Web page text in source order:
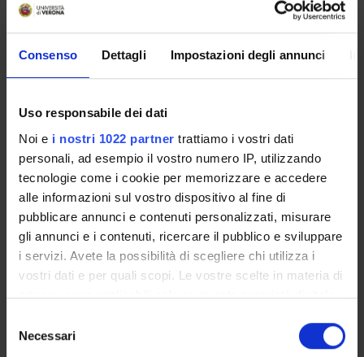
Consenso Dettagli Impostazioni degli annunci
Uso responsabile dei dati
Noi e i nostri 1022 partner trattiamo i vostri dati
personali, ad esempio il vostro numero IP, utilizzando
tecnologie come i cookie per memorizzare e accedere
alle informazioni sul vostro dispositivo al fine di
pubblicare annunci e contenuti personalizzati, misurare
gli annunci e i contenuti, ricercare il pubblico e sviluppare
i servizi. Avete la possibilità di scegliere chi utilizza i
vostri dati e per quali scopi. Le vostre scelte in materia di
privacy sono applicabili solo su questa proprietà digitale
modificare o revocare il proprio consenso in qualsiasi
momento dalla Dichiarazione sui cookie o facendo clic
delNecessari
servizi utili che riguardano la tua carriera universitaria
procedure amministrative, ecc.).
Entra in MyUnivr con le tue credenziali GIA: solo così
della tua segreteria via mail e anche tramite l'app Univr.
MYUNIVR
Presentazione
Come iscriversi e Requisiti di ammissione
Piani didattici
Insegnamenti
Organi collegiali e di governo